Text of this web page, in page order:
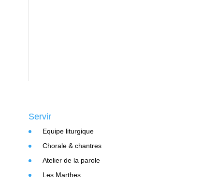
Servir
Equipe liturgique
Chorale & chantres
Atelier de la parole
Les Marthes